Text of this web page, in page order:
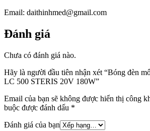
Email: daithinhmed@gmail.com
Đánh giá
Chưa có đánh giá nào.
Hãy là người đầu tiên nhận xét “Bóng đèn
LC 500 STERIS 20V 180W”
Email của bạn sẽ không được hiển thị công
buộc được đánh dấu *
Đánh giá của bạn